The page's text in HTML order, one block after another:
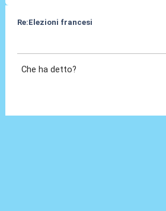
Re:Elezioni francesi
Che ha detto?